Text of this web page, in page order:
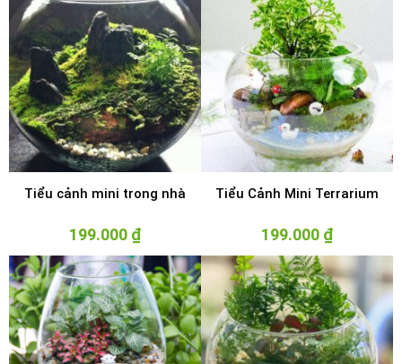
Tiểu cảnh mini trong nhà
199.000 ₫
Tiểu Cảnh Mini Terrarium
199.000 ₫